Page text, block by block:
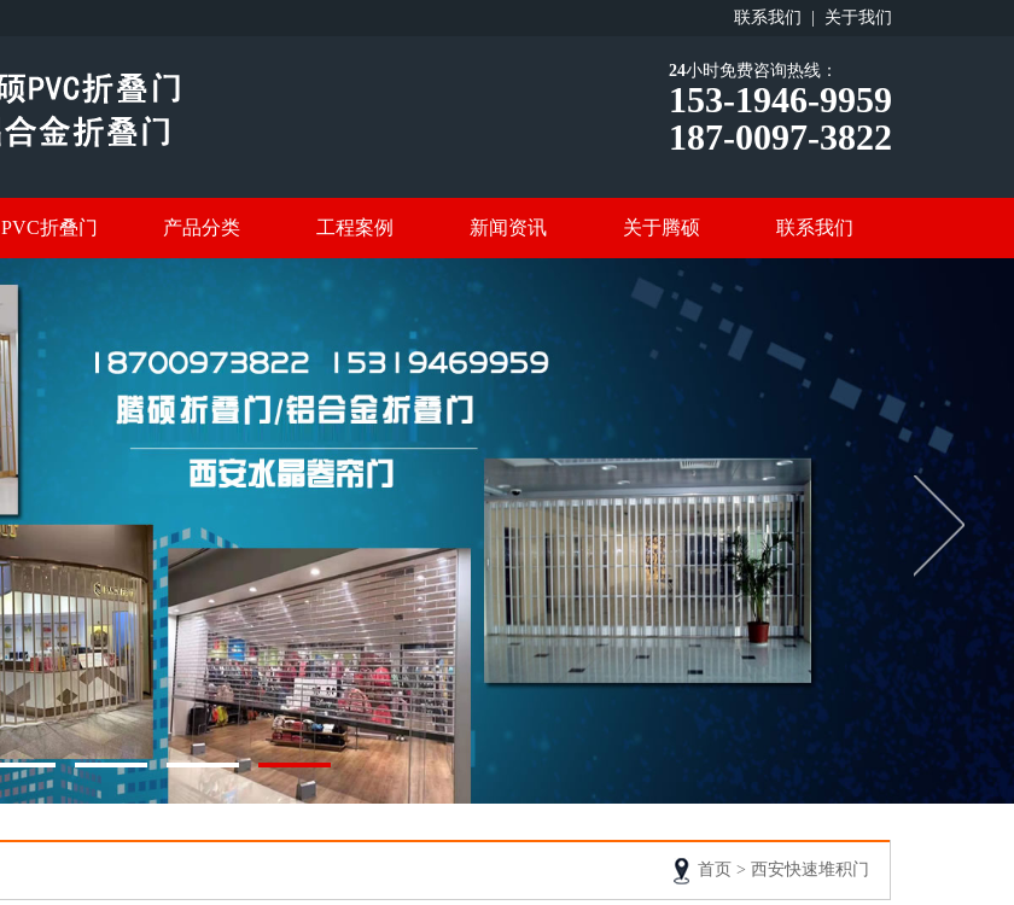
联系我们 | 关于我们
24小时免费咨询热线：
153-1946-9959
187-0097-3822
PVC折叠门 产品分类 工程案例 新闻资讯 关于腾硕 联系我们
首页 >西安快速堆积门